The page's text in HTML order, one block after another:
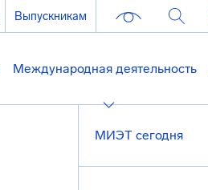
Выпускникам
Международная деятельность
МИЭТ сегодня